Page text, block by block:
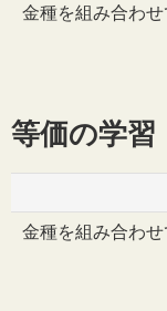
金種を組み合わ
等価の学習
金種を組み合わ